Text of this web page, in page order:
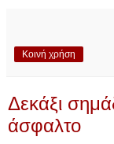
Κοινή χρήση
Δεκάξι
άσφαλτο